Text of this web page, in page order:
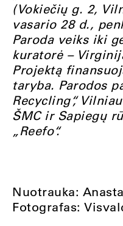
(Vokiečių g. 2,
vasario 28 d.,
Paroda veiks iki
kuratorė –
Projektą
taryba. Parodos
Recycling“,
ŠMC ir Sapiegų
„Reefo“.
Nuotrauka:
Fotografas: